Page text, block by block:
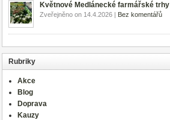
Květnové Medlánecké farmářské trhy
Zveřejněno on 14.4.2026 | Bez komentářů
Rubriky
Akce
Blog
Doprava
Kauzy